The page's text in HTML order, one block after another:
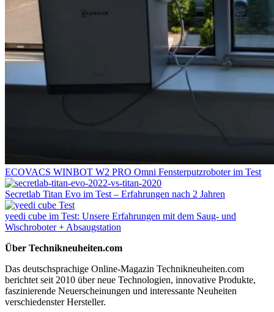
ECOVACS WINBOT W2 PRO Omni Fensterputzroboter im Test
Secretlab Titan Evo im Test – Erfahrungen nach 2 Jahren
yeedi cube im Test: Unsere Erfahrungen mit dem Saug- und
Wischroboter + Absaugstation
Über Technikneuheiten.com
Das deutschsprachige Online-Magazin Technikneuheiten.com
berichtet seit 2010 über neue Technologien, innovative Produkte,
faszinierende Neuerscheinungen und interessante Neuheiten
verschiedenster Hersteller.